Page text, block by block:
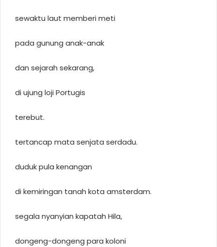
sewaktu laut memberi meti
pada gunung anak-anak
dan sejarah sekarang,
di ujung loji Portugis
terebut.
tertancap mata senjata serdadu.
duduk pula kenangan
di kemiringan tanah kota amsterdam.
segala nyanyian kapatah Hila,
dongeng-dongeng para koloni